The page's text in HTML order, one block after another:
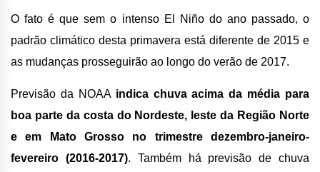
O fato é que sem o intenso El Niño do ano passado, o
padrão climático desta primavera está diferente de 2015 e
as mudanças prosseguirão ao longo do verão de 2017.
Previsão da NOAA indica chuva acima da média para
boa parte da costa do Nordeste, leste da Região Norte
e em Mato Grosso no trimestre dezembro-janeiro-
fevereiro (2016-2017). Também há previsão de chuva